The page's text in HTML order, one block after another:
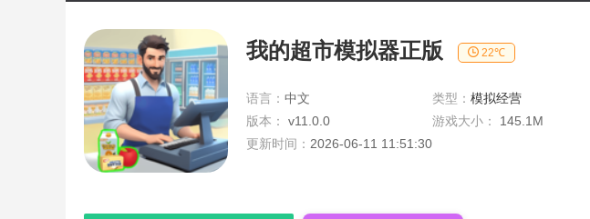
我的超市模拟器正版 22℃
语言： 中文 类型： 模拟经营
版本：
v11.0.0 游戏大小：
145.1M
更新时间： 2026-06-11 11:51:30